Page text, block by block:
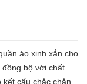
áo xinh xắn cho
bộ với chất
cấu chắc chắn,